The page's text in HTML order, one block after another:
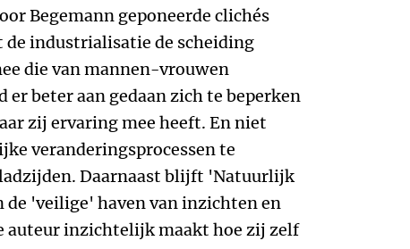
Begemann geponeerde clichés
de industrialisatie de scheiding
die van mannen-vrouwen
er beter aan gedaan zich te beperken
zij ervaring mee heeft. En niet
veranderingsprocessen te
Daarnaast blijft 'Natuurlijk
de 'veilige' haven van inzichten en
auteur inzichtelijk maakt hoe zij zelf